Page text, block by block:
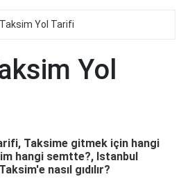
Yol Tarifi
Yol
Taksime gitmek için hangi
hangi semtte?, Istanbul
nasıl gıdılır?